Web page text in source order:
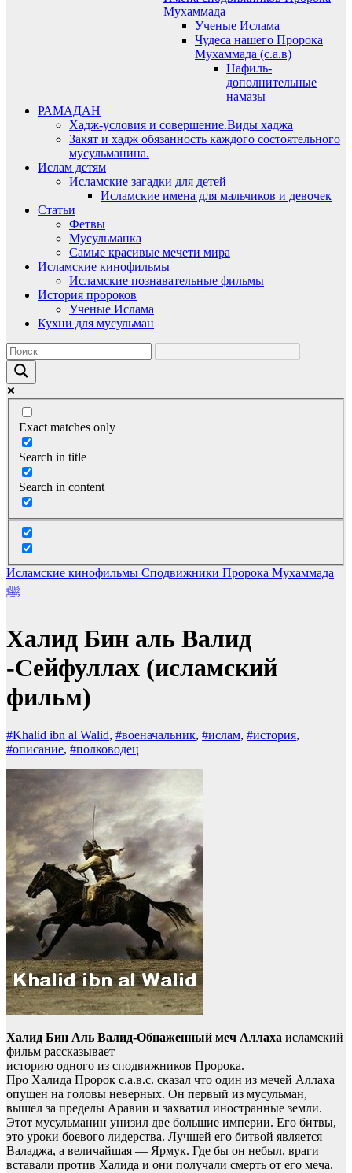
Мухаммада
Ученые Ислама
Чудеса нашего Пророка
Мухаммада (с.а.в)
Нафиль-
дополнительные
намазы
РАМАДАН
Хадж-условия и совершение.Виды хаджа
Закят и хадж обязанность каждого состоятельного
мусульманина.
Ислам детям
Исламские загадки для детей
Исламские имена для мальчиков и девочек
Статьи
Фетвы
Мусульманка
Самые красивые мечети мира
Исламские кинофильмы
Исламские познавательные фильмы
История пророков
Ученые Ислама
Кухни для мусульман
Exact matches only
Search in title
Search in content
Исламские кинофильмы Сподвижники Пророка Мухаммада
ﷺ
Халид Бин аль Валид
-Сейфуллах (исламский
фильм)
#Khalid ibn al Walid, #военачальник, #ислам, #история,
#описание, #полководец
Халид Бин Аль Валид-Обнаженный меч Аллаха исламский
фильм рассказывает
историю одного из сподвижников Пророка.
Про Халида Пророк с.а.в.с. сказал что один из мечей Аллаха
опущен на головы неверных. Он первый из мусульман,
вышел за пределы Аравии и захватил иностранные земли.
Этот мусульманин унизил две большие империи. Его битвы,
это уроки боевого лидерства. Лучшей его битвой является
Валаджа, а величайшая — Ярмук. Где бы он небыл, враги
вставали против Халида и они получали смерть от его меча.